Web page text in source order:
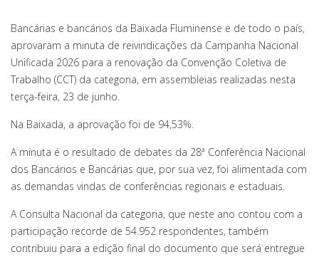
Bancárias e bancários da Baixada Fluminense e de todo o país,
aprovaram a minuta de reivindicações da Campanha Nacional
Unificada 2026 para a renovação da Convenção Coletiva de
Trabalho (CCT) da categoria, em assembleias realizadas nesta
terça-feira, 23 de junho.
Na Baixada, a aprovação foi de 94,53%.
A minuta é o resultado de debates da 28ª Conferência Nacional
dos Bancários e Bancárias que, por sua vez, foi alimentada com
as demandas vindas de conferências regionais e estaduais.
A Consulta Nacional da categoria, que neste ano contou com a
participação recorde de 54.952 respondentes, também
contribuiu para a edição final do documento que será entregue